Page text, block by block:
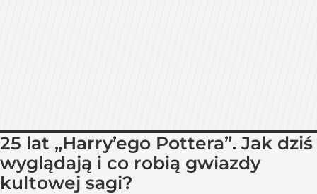
25 lat „Harry’ego Pottera”. Jak dziś
wyglądają i co robią gwiazdy
kultowej sagi?